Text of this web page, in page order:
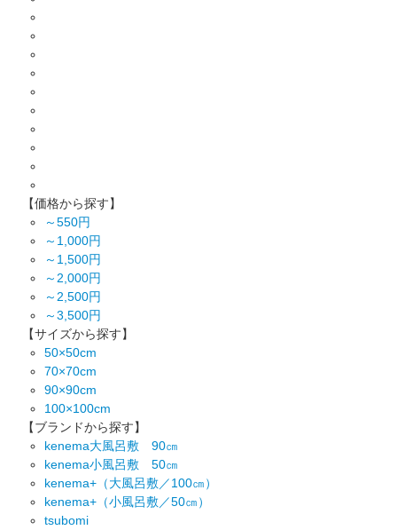
【価格から探す】
～550円
～1,000円
～1,500円
～2,000円
～2,500円
～3,500円
【サイズから探す】
50×50cm
70×70cm
90×90cm
100×100cm
【ブランドから探す】
kenema大風呂敷 90㎝
kenema小風呂敷 50㎝
kenema+（大風呂敷／100㎝）
kenema+（小風呂敷／50㎝）
tsubomi